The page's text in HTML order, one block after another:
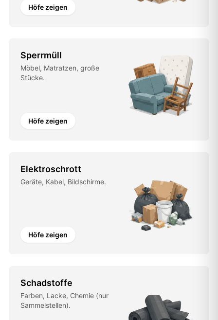
Höfe zeigen
Sperrmüll
Möbel, Matratzen, große
Stücke.
Höfe zeigen
Elektroschrott
Geräte, Kabel, Bildschirme.
Höfe zeigen
Schadstoffe
Farben, Lacke, Chemie (nur
Sammelstellen).